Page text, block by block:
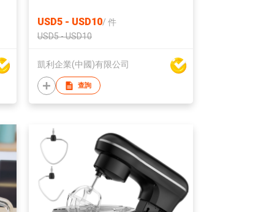
USD5 - USD10/ 件
USD5 - USD10
凱利企業(中國)有限公司
查詢